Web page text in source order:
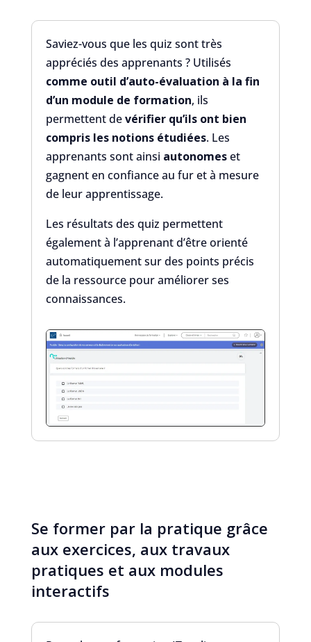
Saviez-vous que les quiz sont très
appréciés des apprenants ? Utilisés
comme outil d’auto-évaluation à la fin
d’un module de formation, ils
permettent devérifier qu’ils ont bien
compris les notions étudiées. Les
apprenants sont ainsi autonomeset
gagnent en confiance au fur et à mesure
de leur apprentissage.
Les résultats des quiz permettent
également à l’apprenant d’être orienté
automatiquement sur des points précis
de la ressource pour améliorer ses
connaissances.
Se former par la pratique grâce
aux exercices, aux travaux
pratiques et aux modules
interactifs